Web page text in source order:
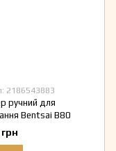
2186543883
ручний для
Bentsai B80